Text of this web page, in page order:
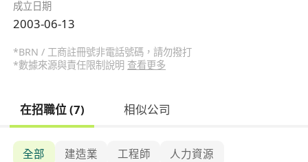
成立日期
2003-06-13
*BRN / 工商註冊號非電話號碼，請勿撥打
*數據來源與責任限制說明 查看更多
在招職位 (7) 相似公司
全部 建造業 工程師 人力資源